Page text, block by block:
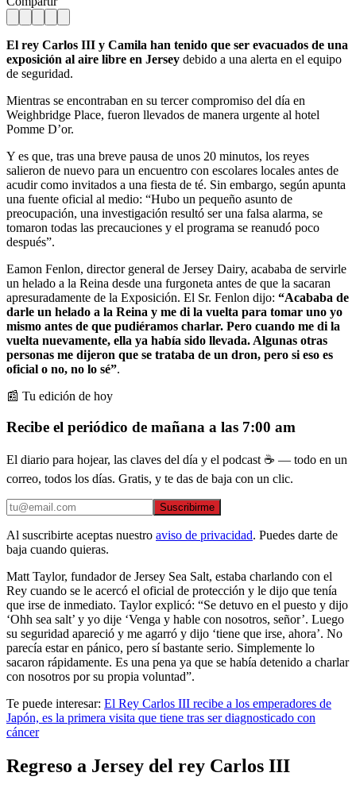
El rey Carlos III y Camila han tenido que ser evacuados de una
exposición al aire libre en Jersey debido a una alerta en el equipo
de seguridad.
Mientras se encontraban en su tercer compromiso del día en
Weighbridge Place, fueron llevados de manera urgente al hotel
Pomme D’or.
Y es que, tras una breve pausa de unos 20 minutos, los reyes
salieron de nuevo para un encuentro con escolares locales antes de
acudir como invitados a una fiesta de té. Sin embargo, según apunta
una fuente oficial al medio: “Hubo un pequeño asunto de
preocupación, una investigación resultó ser una falsa alarma, se
tomaron todas las precauciones y el programa se reanudó poco
después”.
Eamon Fenlon, director general de Jersey Dairy, acababa de servirle
un helado a la Reina desde una furgoneta antes de que la sacaran
apresuradamente de la Exposición. El Sr. Fenlon dijo: “Acababa de
darle un helado a la Reina y me di la vuelta para tomar uno yo
mismo antes de que pudiéramos charlar. Pero cuando me di la
vuelta nuevamente, ella ya había sido llevada. Algunas otras
personas me dijeron que se trataba de un dron, pero si eso es
oficial o no, no lo sé”.
📰 Tu edición de hoy
Recibe el periódico de mañana a las 7:00 am
El diario para hojear, las claves del día y el podcast ☕ — todo en un
correo, todos los días. Gratis, y te das de baja con un clic.
Suscribirme
Al suscribirte aceptas nuestro aviso de privacidad. Puedes darte de
baja cuando quieras.
Matt Taylor, fundador de Jersey Sea Salt, estaba charlando con el
Rey cuando se le acercó el oficial de protección y le dijo que tenía
que irse de inmediato. Taylor explicó: “Se detuvo en el puesto y dijo
‘Ohh sea salt’ y yo dije ‘Venga y hable con nosotros, señor’. Luego
su seguridad apareció y me agarró y dijo ‘tiene que irse, ahora’. No
parecía estar en pánico, pero sí bastante serio. Simplemente lo
sacaron rápidamente. Es una pena ya que se había detenido a charlar
con nosotros por su propia voluntad”.
Te puede interesar: El Rey Carlos III recibe a los emperadores de
Japón, es la primera visita que tiene tras ser diagnosticado con
cáncer
Regreso a Jersey del rey Carlos III